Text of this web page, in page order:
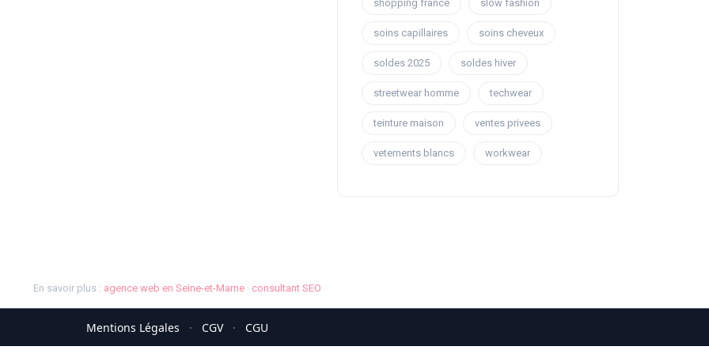
shopping france slow fashion
soins capillaires soins cheveux
soldes 2025 soldes hiver
streetwear homme techwear
teinture maison ventes privees
vetements blancs workwear
En savoir plus : agence web en Seine-et-Marne · consultant SEO
Mentions Légales · CGV · CGU